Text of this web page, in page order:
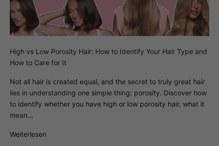
High vs Low Porosity Hair: How to Identify Your Hair Type and
How to Care for It
Not all hair is created equal, and the secret to truly great hair
lies in understanding one simple thing: porosity. Discover how
to identify whether you have high or low porosity hair, what it
mean...
Weiterlesen